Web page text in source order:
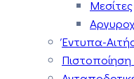
Μεσίτες
Έντυπα-
Πιστοποίηση